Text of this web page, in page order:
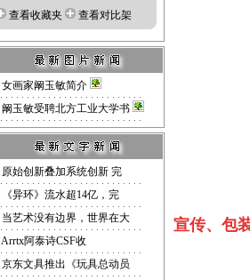
查看收藏夹
查看对比架
女画家阚玉敏简介
阚玉敏受聘北方工业大学书
原始创新叠加系统创新 完
《异环》流水超14亿，完
当艺术没有边界，世界在大
Arrtx阿泰诗CSF收
京东文具推出《玩具总动员
宣传、包